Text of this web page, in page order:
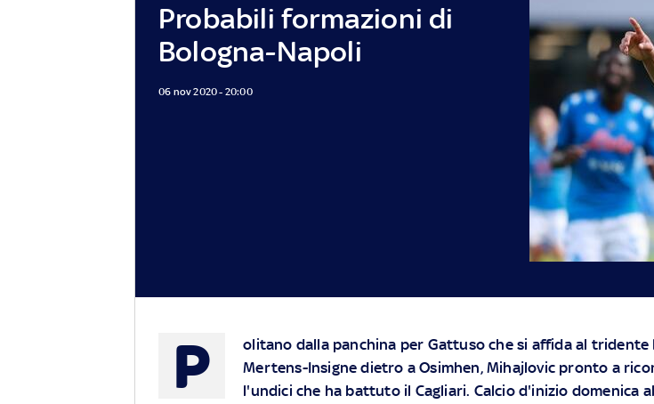
Probabili formazioni di
Bologna-Napoli
06 nov 2020 - 20:00
P
olitano dalla panchina per Gattuso che si affida al tridente
Mertens-Insigne dietro a Osimhen, Mihajlovic pronto a
l'undici che ha battuto il Cagliari. Calcio d'inizio domenica